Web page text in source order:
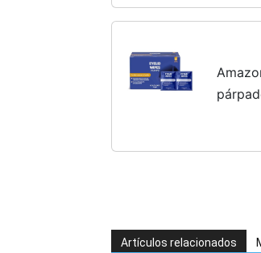
Artículos relacionados